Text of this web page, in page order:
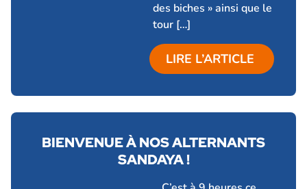
des biches » ainsi que le
tour […]
LIRE L’ARTICLE
BIENVENUE À NOS ALTERNANTS
SANDAYA !